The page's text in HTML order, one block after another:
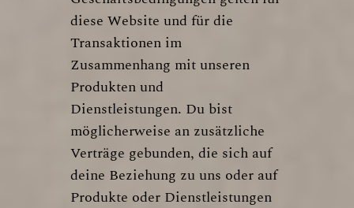
diese Website und für die
Transaktionen im
Zusammenhang mit unseren
Produkten und
Dienstleistungen. Du bist
möglicherweise an zusätzliche
Verträge gebunden, die sich auf
deine Beziehung zu uns oder auf
Produkte oder Dienstleistungen